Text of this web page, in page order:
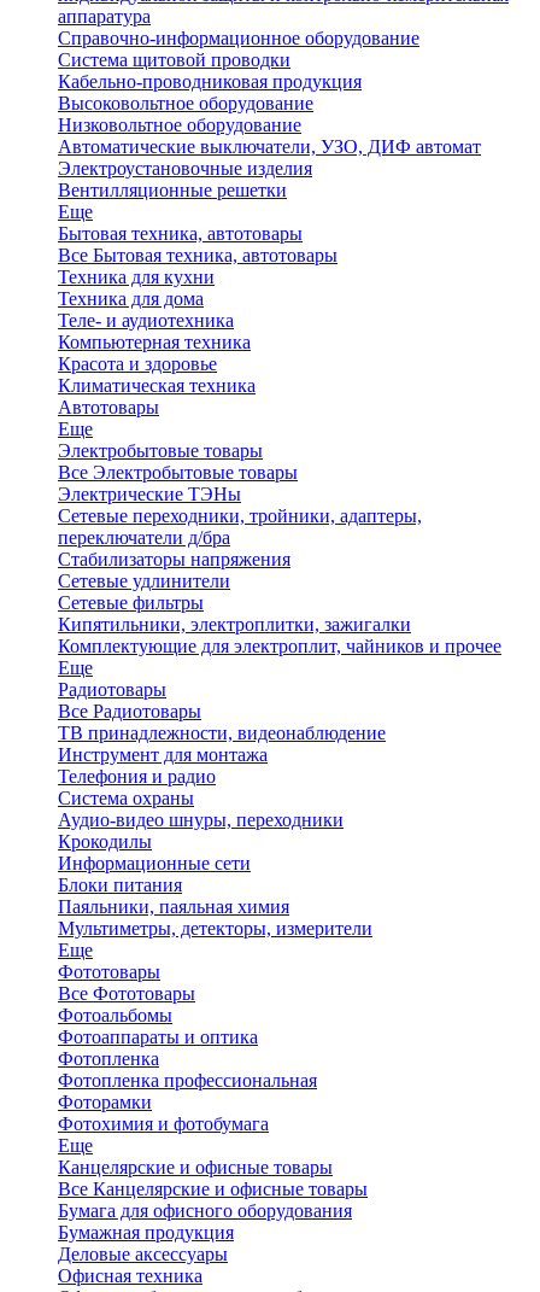
аппаратура
Справочно-информационное оборудование
Система щитовой проводки
Кабельно-проводниковая продукция
Высоковольтное оборудование
Низковольтное оборудование
Автоматические выключатели, УЗО, ДИФ автомат
Электроустановочные изделия
Вентилляционные решетки
Еще
Бытовая техника, автотовары
Все Бытовая техника, автотовары
Техника для кухни
Техника для дома
Теле- и аудиотехника
Компьютерная техника
Красота и здоровье
Климатическая техника
Автотовары
Еще
Электробытовые товары
Все Электробытовые товары
Электрические ТЭНы
Сетевые переходники, тройники, адаптеры,
переключатели д/бра
Стабилизаторы напряжения
Сетевые удлинители
Сетевые фильтры
Кипятильники, электроплитки, зажигалки
Комплектующие для электроплит, чайников и прочее
Еще
Радиотовары
Все Радиотовары
ТВ принадлежности, видеонаблюдение
Инструмент для монтажа
Телефония и радио
Система охраны
Аудио-видео шнуры, переходники
Крокодилы
Информационные сети
Блоки питания
Паяльники, паяльная химия
Мультиметры, детекторы, измерители
Еще
Фототовары
Все Фототовары
Фотоальбомы
Фотоаппараты и оптика
Фотопленка
Фотопленка профессиональная
Фоторамки
Фотохимия и фотобумага
Еще
Канцелярские и офисные товары
Все Канцелярские и офисные товары
Бумага для офисного оборудования
Бумажная продукция
Деловые аксессуары
Офисная техника